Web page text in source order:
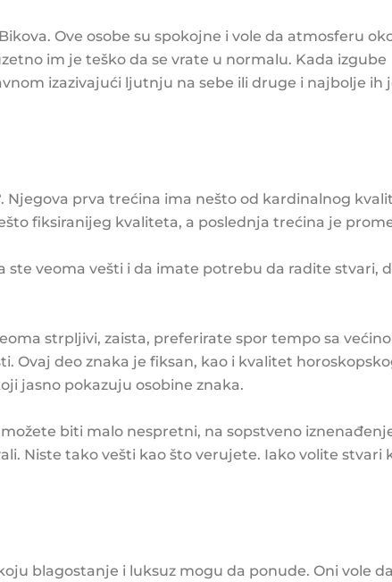
Ove osobe su spokojne i vole da atmosferu
im je teško da se vrate u normalu. Kada izgube
izazivajući ljutnju na sebe ili druge i najbolje ih
Njegova prva trećina ima nešto od kardinalnog
fiksiranijeg kvaliteta, a poslednja trećina je
ste veoma vešti i da imate potrebu da radite stvari,
strpljivi, zaista, preferirate spor tempo sa
Ovaj deo znaka je fiksan, kao i kvalitet
jasno pokazuju osobine znaka.
biti malo nespretni, na sopstveno
Niste tako vešti kao što verujete. Iako volite stvari
blagostanje i luksuz mogu da ponude. Oni vole da